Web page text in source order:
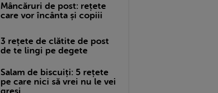
Mâncăruri de post: rețete
care vor încânta și copiii
3 rețete de clătite de post
de te lingi pe degete
Salam de biscuiți: 5 rețete
pe care nici să vrei nu le vei
greși